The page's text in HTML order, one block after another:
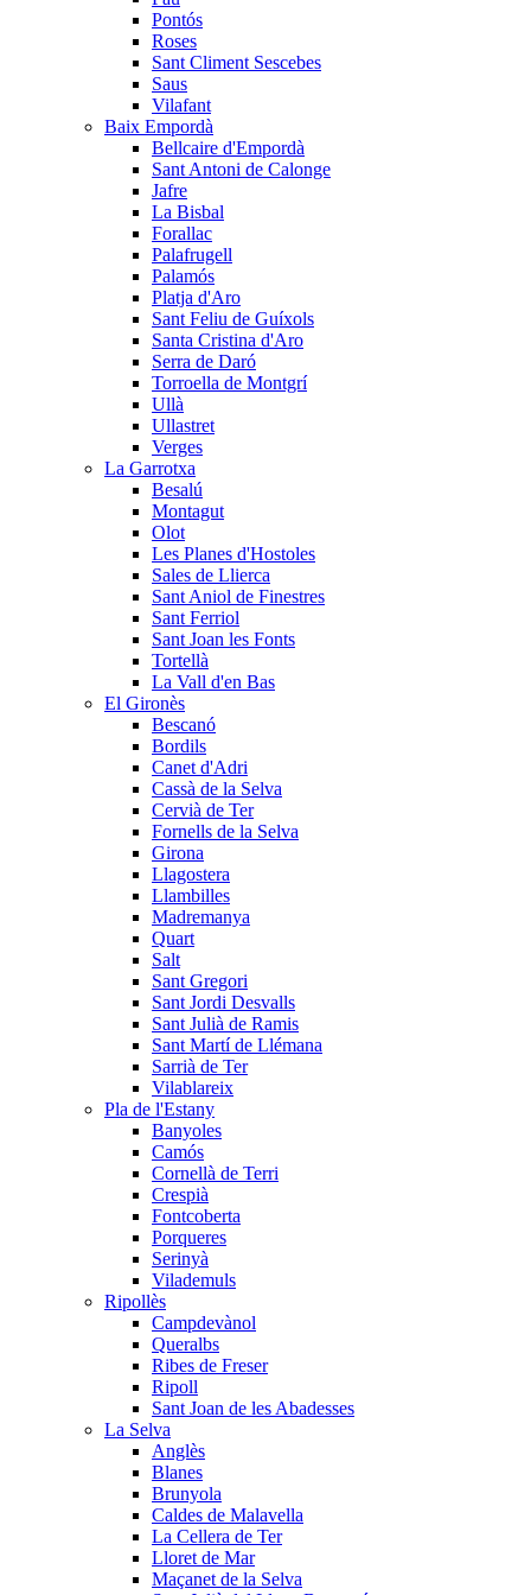
Pontós
Roses
Sant Climent Sescebes
Saus
Vilafant
Baix Empordà
Bellcaire d'Empordà
Sant Antoni de Calonge
Jafre
La Bisbal
Forallac
Palafrugell
Palamós
Platja d'Aro
Sant Feliu de Guíxols
Santa Cristina d'Aro
Serra de Daró
Torroella de Montgrí
Ullà
Ullastret
Verges
La Garrotxa
Besalú
Montagut
Olot
Les Planes d'Hostoles
Sales de Llierca
Sant Aniol de Finestres
Sant Ferriol
Sant Joan les Fonts
Tortellà
La Vall d'en Bas
El Gironès
Bescanó
Bordils
Canet d'Adri
Cassà de la Selva
Cervià de Ter
Fornells de la Selva
Girona
Llagostera
Llambilles
Madremanya
Quart
Salt
Sant Gregori
Sant Jordi Desvalls
Sant Julià de Ramis
Sant Martí de Llémana
Sarrià de Ter
Vilablareix
Pla de l'Estany
Banyoles
Camós
Cornellà de Terri
Crespià
Fontcoberta
Porqueres
Serinyà
Vilademuls
Ripollès
Campdevànol
Queralbs
Ribes de Freser
Ripoll
Sant Joan de les Abadesses
La Selva
Anglès
Blanes
Brunyola
Caldes de Malavella
La Cellera de Ter
Lloret de Mar
Maçanet de la Selva